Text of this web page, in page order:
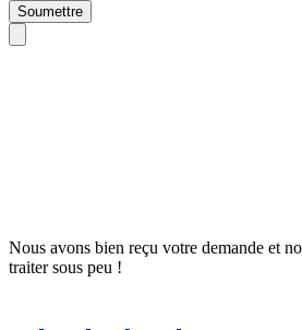
Soumettre
Nous avons bien reçu votre demande et
traiter sous peu !